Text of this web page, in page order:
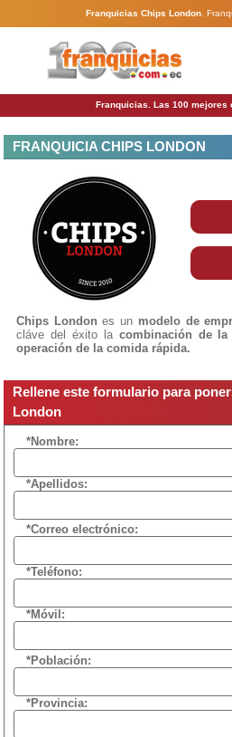
Franquicias Chips London
Franquicias. Las 100 mejores
FRANQUICIA CHIPS LONDON
Chips London es un modelo de
cláve del éxito la combinación de
operación de la comida rápida.
Rellene este formulario para
London
*Nombre:
*Apellidos:
*Correo electrónico:
*Teléfono:
*Móvil:
*Población:
*Provincia: